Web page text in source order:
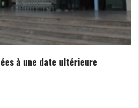
RSS
à une date ultérieure